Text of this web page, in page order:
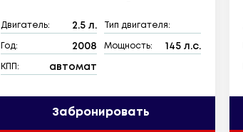
Двигатель: 2.5 л. Тип двигателя:
Год: 2008 Мощность: 145 л.с.
КПП: автомат
Забронировать